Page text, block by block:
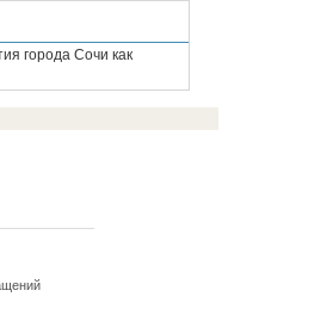
города Сочи как